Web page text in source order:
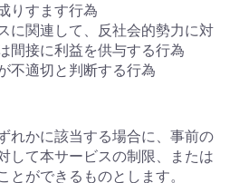
りすます行為
に関連して、反社会的勢力に対
間接に利益を供与する行為
不適切と判断する行為
れかに該当する場合に、事前の
して本サービスの制限、または
とができるものとします。